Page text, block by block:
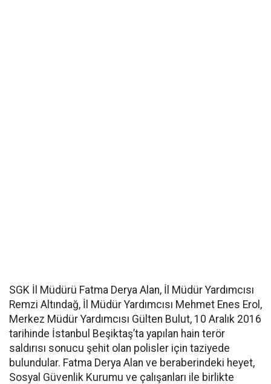
SGK İl Müdürü Fatma Derya Alan, İl Müdür Yardımcısı
Remzi Altındağ, İl Müdür Yardımcısı Mehmet Enes Erol,
Merkez Müdür Yardımcısı Gülten Bulut, 10 Aralık 2016
tarihinde İstanbul Beşiktaş’ta yapılan hain terör
saldırısı sonucu şehit olan polisler için taziyede
bulundular. Fatma Derya Alan ve beraberindeki heyet,
Sosyal Güvenlik Kurumu ve çalışanları ile birlikte